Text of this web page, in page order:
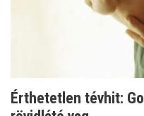
Érthetetlen tévhit: